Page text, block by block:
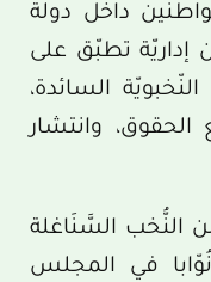
داخل دولة
إداريّة تطبّق على
السائدة،
وانتشار
النُّخب السَّنَاغلة
نُوّابا في المجلس